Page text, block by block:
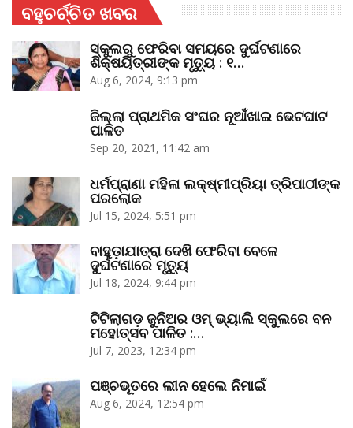
ବହୁଚର୍ଚ୍ଚିତ ଖବର
ସ୍କୁଲରୁ ଫେରିବା ସମୟରେ ଦୁର୍ଘଟଣାରେ
ଶିକ୍ଷୟିତ୍ରୀଙ୍କ ମୃତ୍ୟୁ : ୧…
Aug 6, 2024, 9:13 pm
ଜିଲ୍ଲା ପ୍ରାଥମିକ ସଂଘର ନୂଆଁଖାଇ ଭେଟଘାଟ
ପାଳିତ
Sep 20, 2021, 11:42 am
ଧର୍ମପ୍ରାଣା ମହିଳା ଲକ୍ଷ୍ମୀପ୍ରିୟା ତ୍ରିପାଠୀଙ୍କ
ପରଲୋକ
Jul 15, 2024, 5:51 pm
ବାହୁଡ଼ାଯାତ୍ରା ଦେଖି ଫେରିବା ବେଳେ
ଦୁର୍ଘଟଣାରେ ମୃତ୍ୟୁ
Jul 18, 2024, 9:44 pm
ଟିଟିଲାଗଡ଼ ଜୁନିଅର ଓମ୍‌ ଭ୍ୟାଲି ସ୍କୁଲରେ ବନ
ମହୋତ୍ସବ ପାଳିତ :…
Jul 7, 2023, 12:34 pm
ପଞ୍ଚଭୂତରେ ଲୀନ ହେଲେ ନିମାଇଁ
Aug 6, 2024, 12:54 pm